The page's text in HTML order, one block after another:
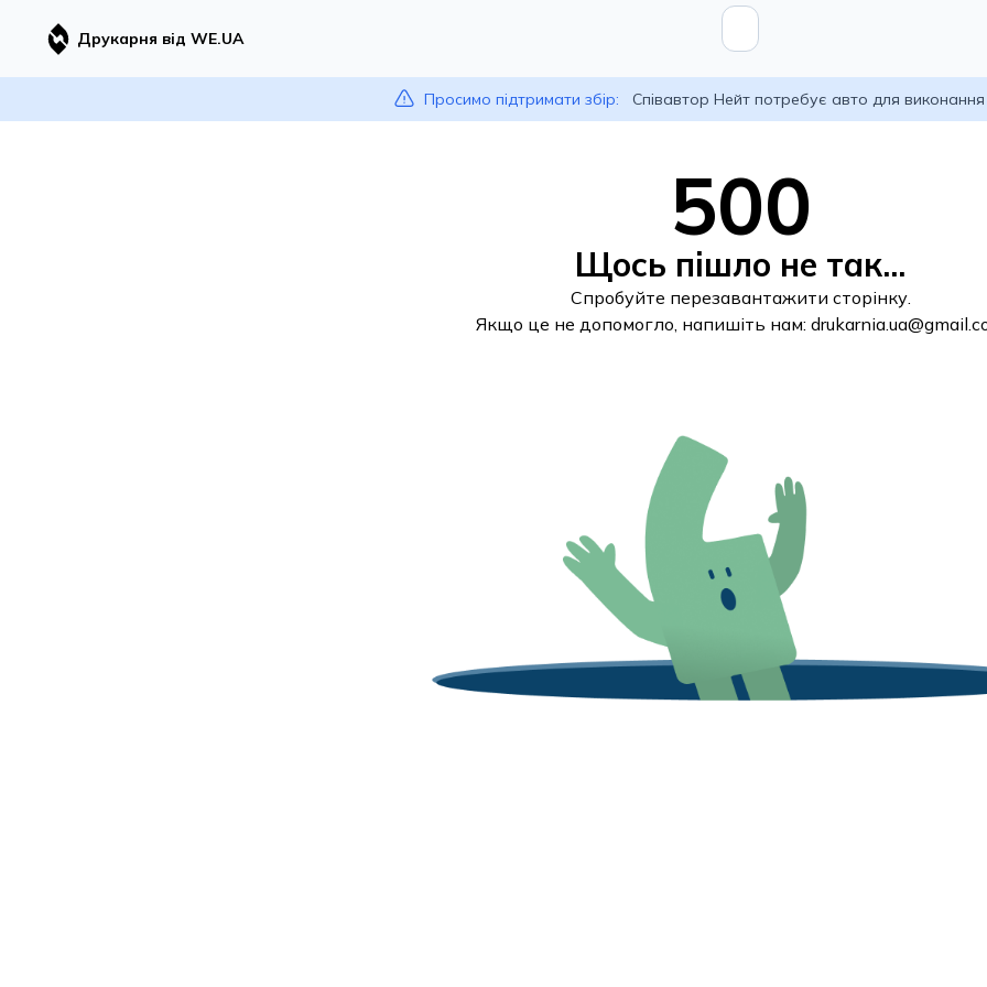
Друкарня від WE.UA
Просимо підтримати збір: Співавтор Нейт потребує авто для
500
Щось пішло не так...
Спробуйте перезавантажити сторінку.
Якщо це не допомогло, напишіть нам: